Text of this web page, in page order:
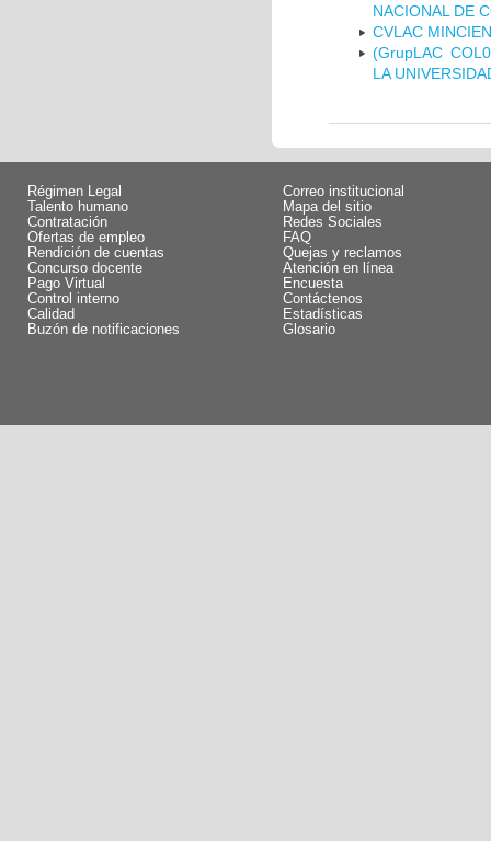
NACIONAL DE
CVLAC
(GrupLAC
LA
Régimen Legal
Talento humano
Contratación
Ofertas de empleo
Rendición de cuentas
Concurso docente
Pago Virtual
Control interno
Calidad
Buzón de notificaciones
Correo institucional
Mapa del sitio
Redes Sociales
FAQ
Quejas y reclamos
Atención en línea
Encuesta
Contáctenos
Estadísticas
Glosario